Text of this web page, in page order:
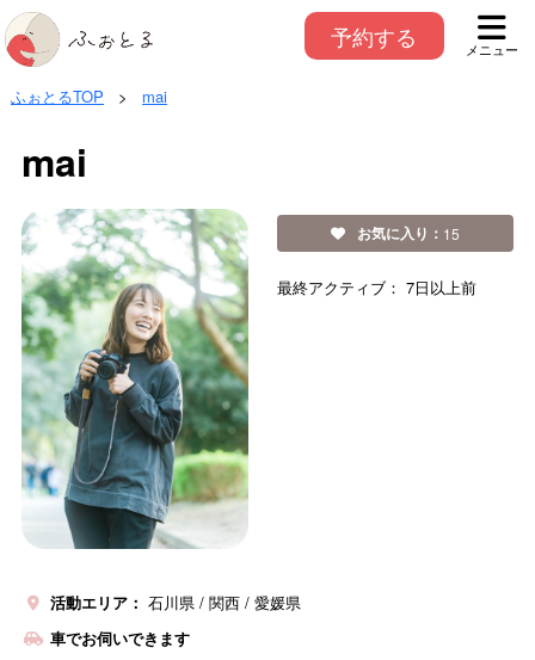
予約する メニュー
ふぉとるTOP > mai
mai
お気に入り： 15
最終アクティブ： 7日以上前
活動エリア： 石川県 関西
愛媛県
車でお伺いできます